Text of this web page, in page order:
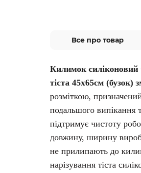
Все про товар
Килимок силіконовий
тіста 45х65см (бузок)
розміткою,
подальшого випікання
підтримує чистоту
довжину, ширину
не прилипають до
нарізування тіста